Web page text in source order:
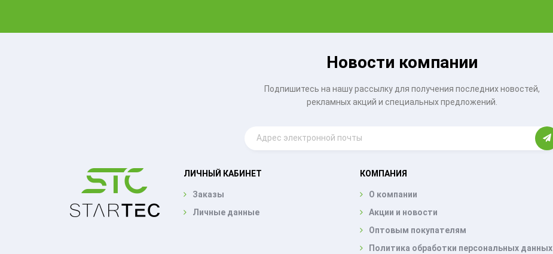
Новости компании
Подпишитесь на нашу рассылку для получения последних новостей,
рекламных акций и специальных предложений.
ЛИЧНЫЙ КАБИНЕТ
Заказы
Личные данные
КОМПАНИЯ
О компании
Акции и новости
Оптовым покупателям
Политика обработки персональных данных